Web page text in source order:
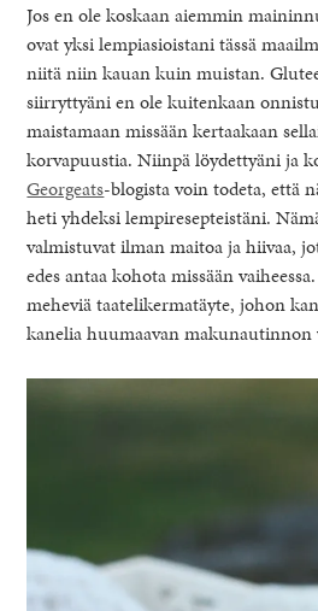
Jos en ole koskaan aiemmin
ovat yksi lempiasioistani tässä
niitä niin kauan kuin muistan.
siirryttyäni en ole kuitenkaan
maistamaan missään kertaakaan
korvapuustia. Niinpä löydettyäni ja
Georgeats-blogista voin todeta, että
heti yhdeksi lempiresepteistäni.
valmistuvat ilman maitoa ja hiivaa,
edes antaa kohota missään
meheviä taatelikermatäyte, johon
kanelia huumaavan makunautinnon